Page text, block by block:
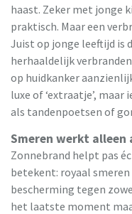
haast. Zeker met jonge
praktisch. Maar een
Juist op jonge leeftijd is
herhaaldelijk
op huidkanker
luxe of ‘extraatje’,
als tandenpoetsen of
Smeren werkt alleen
Zonnebrand helpt pas
betekent: royaal
bescherming tegen
het laatste moment